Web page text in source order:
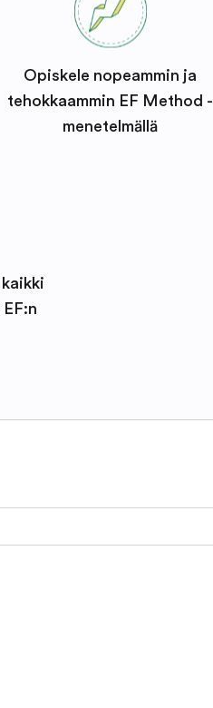
Opiskele nopeammin ja
tehokkaammin EF Method -
menetelmällä